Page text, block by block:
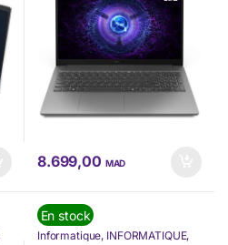
8.699,00 MAD
En stock
Informatique, INFORMATIQUE,